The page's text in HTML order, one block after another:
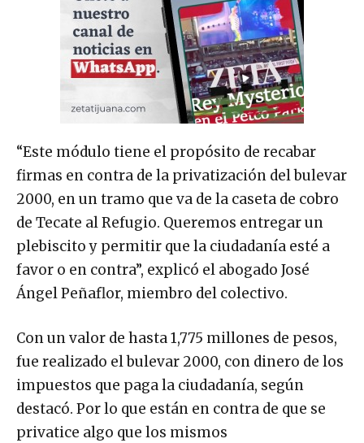
“Este módulo tiene el propósito de recabar
firmas en contra de la privatización del bulevar
2000, en un tramo que va de la caseta de cobro
de Tecate al Refugio. Queremos entregar un
plebiscito y permitir que la ciudadanía esté a
favor o en contra”, explicó el abogado José
Ángel Peñaflor, miembro del colectivo.
Con un valor de hasta 1,775 millones de pesos,
fue realizado el bulevar 2000, con dinero de los
impuestos que paga la ciudadanía, según
destacó. Por lo que están en contra de que se
privatice algo que los mismos